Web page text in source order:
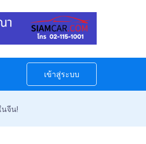
เข้าสู่ระบบ
นจีน!